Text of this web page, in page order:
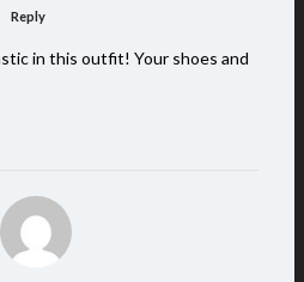
Reply
in this outfit! Your shoes and